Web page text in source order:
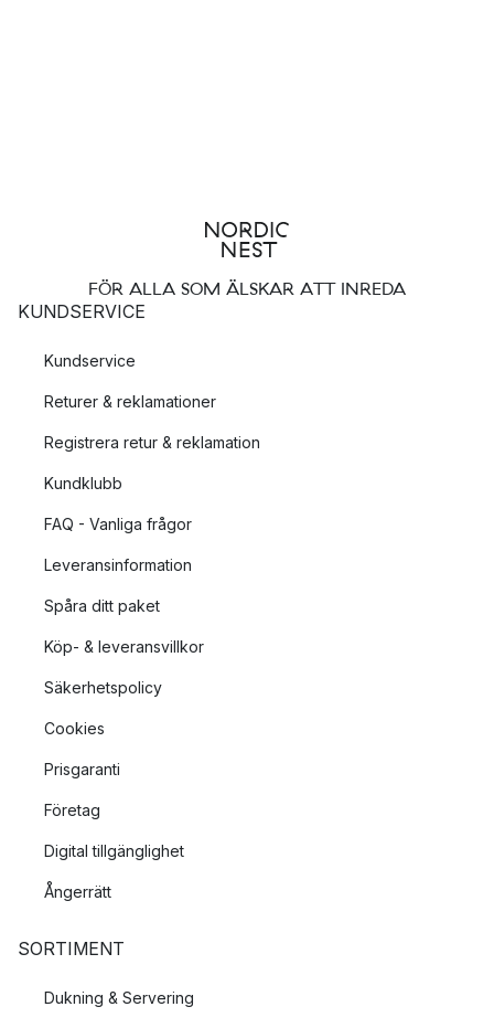
FÖR ALLA SOM ÄLSKAR ATT INREDA
KUNDSERVICE
Kundservice
Returer & reklamationer
Registrera retur & reklamation
Kundklubb
FAQ - Vanliga frågor
Leveransinformation
Spåra ditt paket
Köp- & leveransvillkor
Säkerhetspolicy
Cookies
Prisgaranti
Företag
Digital tillgänglighet
Ångerrätt
SORTIMENT
Dukning & Servering